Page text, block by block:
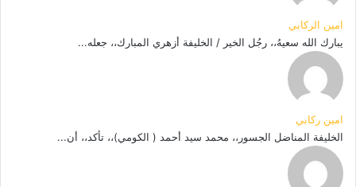
امين الركابي
يبارك الله سعيهُ،، رجُل الخير / الخليفة أزهري المبارك،، جعله...
امين ركابي
الخليفة المناضل الجسور،، محمد سيد أحمد ( الكومي)،، تأكد،، أن...